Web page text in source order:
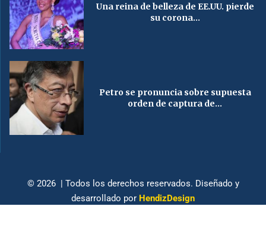
Una reina de belleza de EE.UU. pierde
su corona...
Petro se pronuncia sobre supuesta
orden de captura de...
© 2026 | Todos los derechos reservados. Diseñado y
desarrollado por HendizDesign